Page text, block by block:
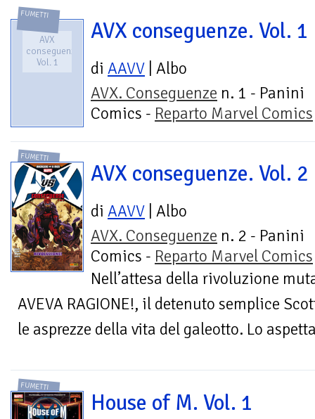
FUMETTI
AVX
conseguenze.
Vol. 1
AVX conseguenze. Vol. 1
di AAVV | Albo
AVX. Conseguenze n. 1 - Panini
Comics - Reparto Marvel Comics
FUMETTI
AVX conseguenze. Vol. 2
di AAVV | Albo
AVX. Conseguenze n. 2 - Panini
Comics - Reparto Marvel Comics
Nell’attesa della rivoluzione
AVEVA RAGIONE!, il detenuto semplice
le asprezze della vita del galeotto. Lo
FUMETTI
House of M. Vol. 1